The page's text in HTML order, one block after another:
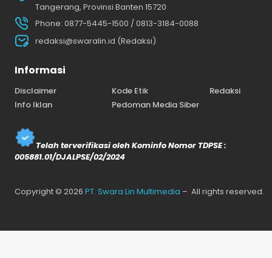
Tangerang, Provinsi Banten 15720
Phone: 0877-5445-1500 / 0813-3184-0088
redaksi@swaralin.id (Redaksi)
Informasi
Disclaimer Kode Etik
Redaksi
Info Iklan
Pedoman Media Siber
Telah terverifikasi oleh Kominfo Nomor TDPSE :
005881.01/DJALPSE/02/2024
Copyright © 2026 PT. Swara Lin Multimedia – All rights reserved.